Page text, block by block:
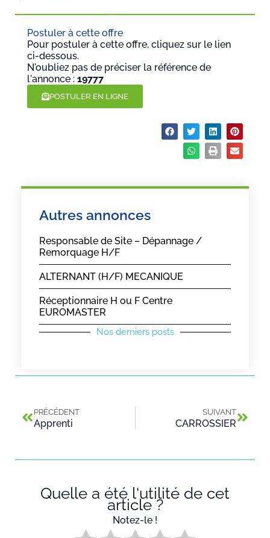
Postuler à cette offre
Pour postuler à cette offre, cliquez sur le lien
ci-dessous.
N'oubliez pas de préciser la référence de
l'annonce : 19777
POSTULER EN LIGNE
Autres annonces
Responsable de Site – Dépannage /
Remorquage H/F
ALTERNANT (H/F) MECANIQUE
Réceptionnaire H ou F Centre
EUROMASTER
Nos derniers posts
PRÉCÉDENT
Apprenti
SUIVANT
CARROSSIER
Quelle a été l'utilité de cet
article ?
Notez-le !